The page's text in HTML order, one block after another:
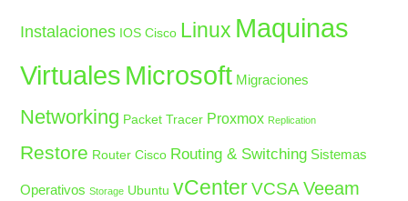
Instalaciones IOS Cisco Linux Maquinas
Virtuales Microsoft Migraciones
Networking Packet Tracer Proxmox Replication
Restore Router Cisco Routing & Switching Sistemas
Operativos Storage Ubuntu vCenter VCSA Veeam